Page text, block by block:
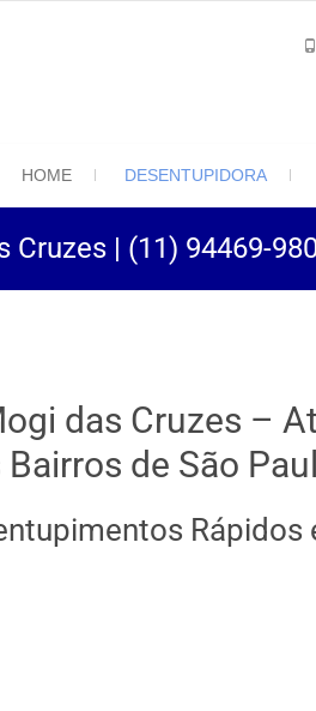
HOME DESENTUPIDORA
| (11) 94469-
das Cruzes –
de São
Rápidos